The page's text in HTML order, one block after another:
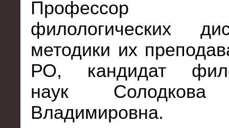
Профессор
филологических
методики их
РО, кандидат
наук Солодкова
Владимировна.